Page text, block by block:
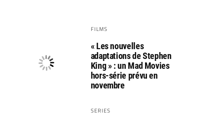
FILMS
« Les nouvelles
adaptations de Stephen
King » : un Mad Movies
hors-série prévu en
novembre
SERIES